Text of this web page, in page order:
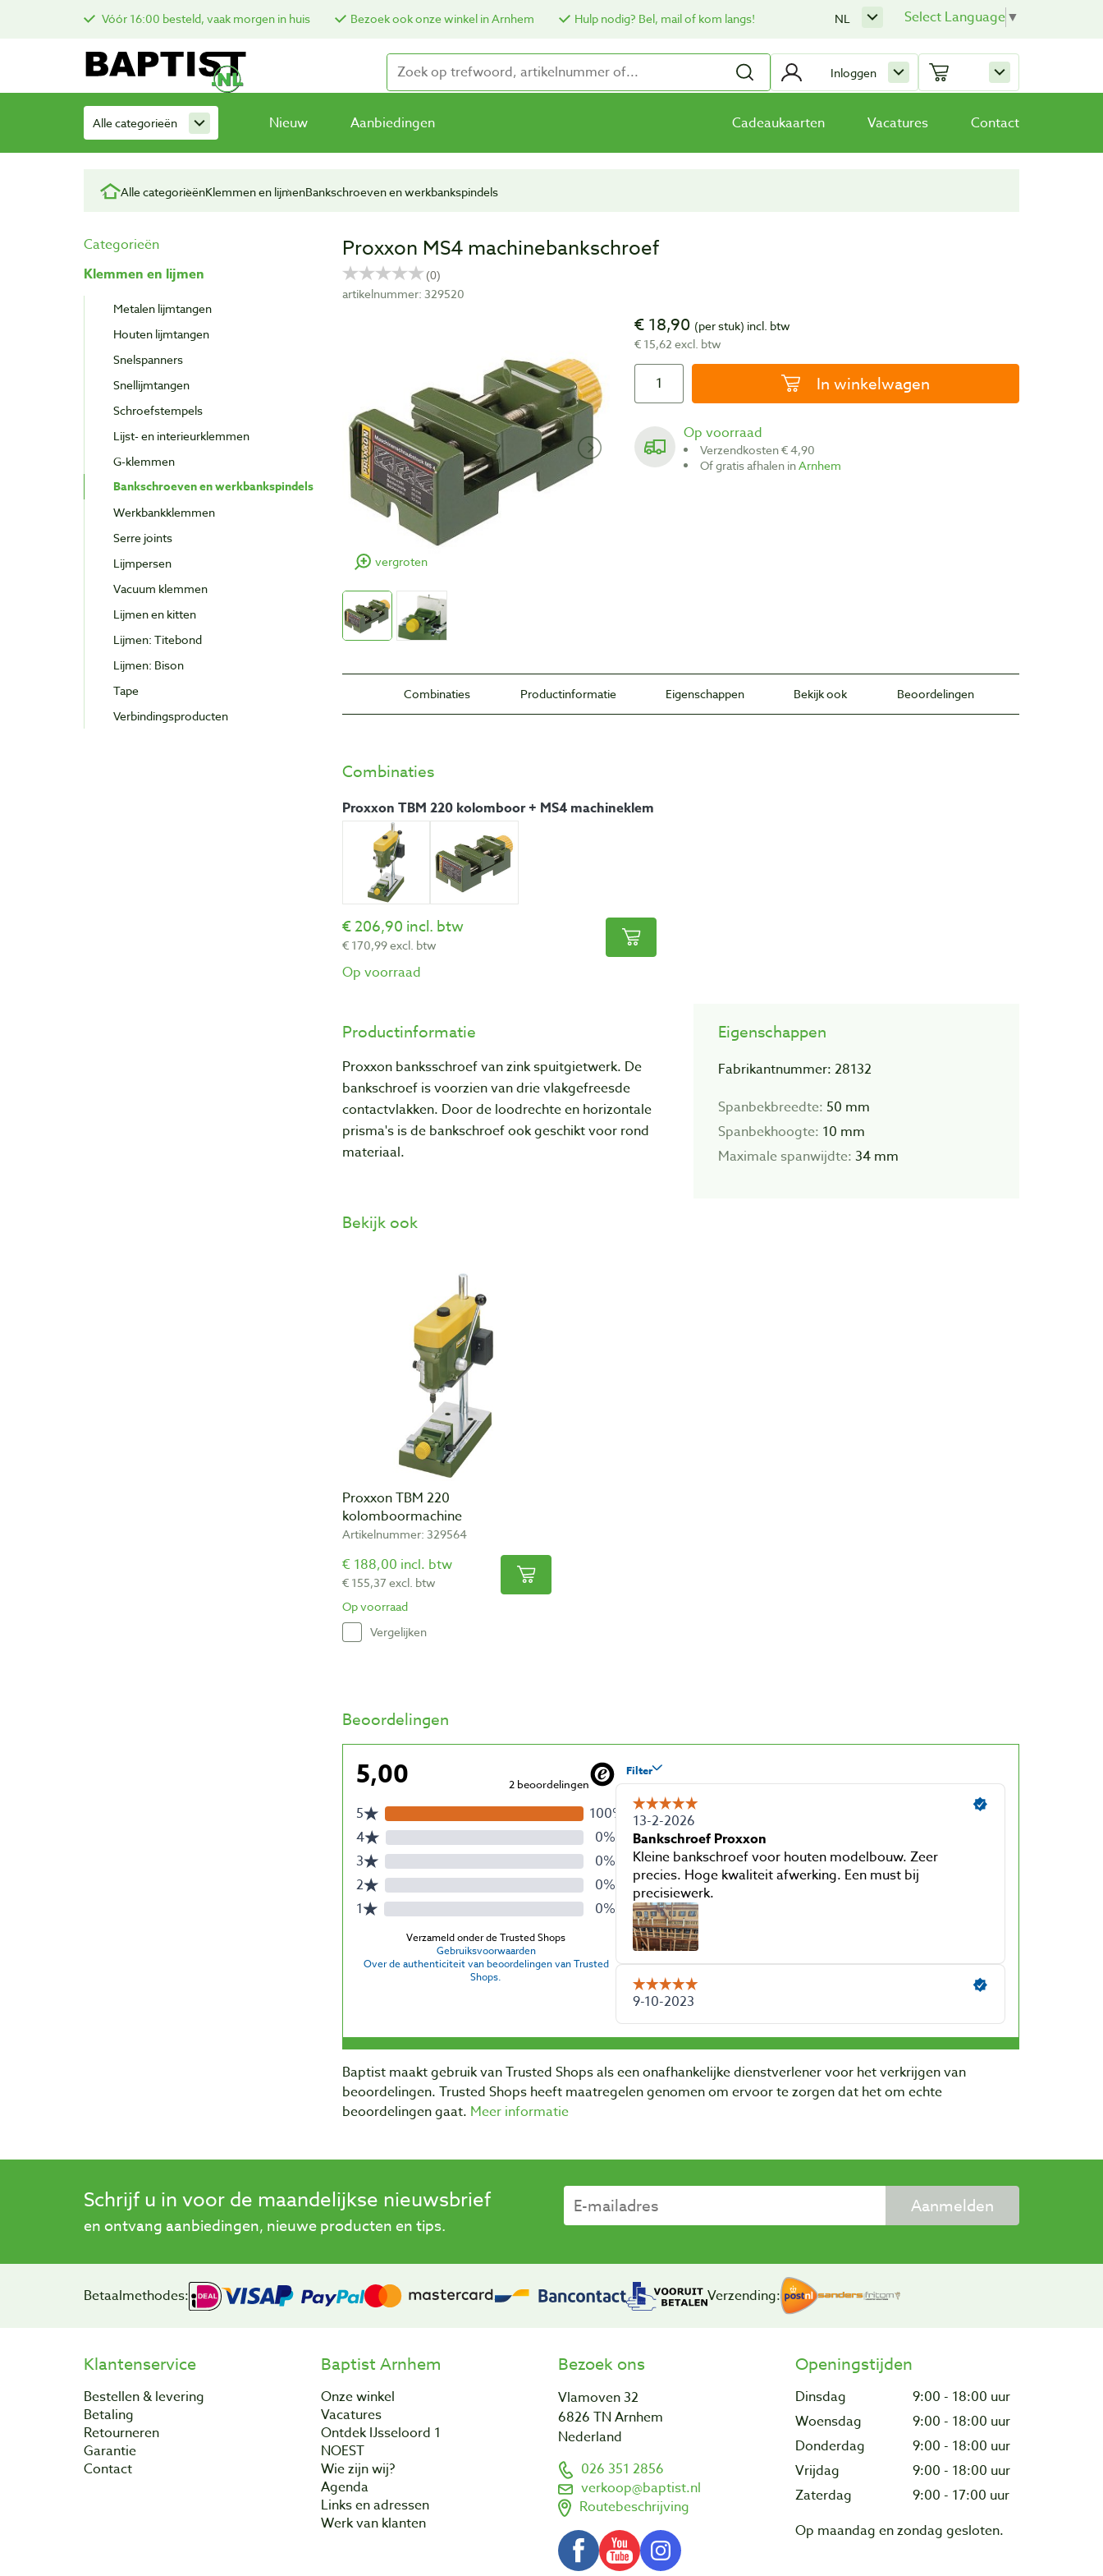
Vóór 16:00 besteld, vaak morgen in huis Bezoek ook onze winkel in Arnhem Hulp nodig? Bel, mail of kom langs! Select Language▼
NL
Inloggen
Alle categorieën Nieuw Aanbiedingen Cadeaukaarten Vacatures Contact
Alle categorieënKlemmen en lijmenBankschroeven en werkbankspindels
Categorieën
Klemmen en lijmen
Metalen lijmtangen
Houten lijmtangen
Snelspanners
Snellijmtangen
Schroefstempels
Lijst- en interieurklemmen
G-klemmen
Bankschroeven en werkbankspindels
Werkbankklemmen
Serre joints
Lijmpersen
Vacuum klemmen
Lijmen en kitten
Lijmen: Titebond
Lijmen: Bison
Tape
Verbindingsproducten
Proxxon MS4 machinebankschroef
artikelnummer: 329520
vergroten
€ 18,90 (per stuk) incl. btw
€ 15,62 excl. btw
In winkelwagen
Op voorraad
Verzendkosten € 4,90
Of gratis afhalen inArnhem
Combinaties Productinformatie Eigenschappen Bekijk ook Beoordelingen
Combinaties
Proxxon TBM 220 kolomboor + MS4 machineklem
206,90 incl. btw
170,99 excl. btw
Op voorraad
Productinformatie
Proxxon banksschroef van zink spuitgietwerk. De
bankschroef is voorzien van drie vlakgefreesde
contactvlakken. Door de loodrechte en horizontale
prisma's is de bankschroef ook geschikt voor rond
materiaal.
Eigenschappen
Fabrikantnummer: 28132
Spanbekbreedte: 50 mm
Spanbekhoogte: 10 mm
Maximale spanwijdte: 34 mm
Bekijk ook
Proxxon TBM 220
kolomboormachine
Artikelnummer: 329564
€ 188,00 incl. btw
€ 155,37 excl. btw
Op voorraad
Vergelijken
Beoordelingen
Baptist maakt gebruik van Trusted Shops als een onafhankelijke dienstverlener voor het verkrijgen van
beoordelingen. Trusted Shops heeft maatregelen genomen om ervoor te zorgen dat het om echte
beoordelingen gaat. Meer informatie
Schrijf u in voor de maandelijkse nieuwsbrief
en ontvang aanbiedingen, nieuwe producten en tips.
Aanmelden
Betaalmethodes: Verzending:
Klantenservice
Bestellen & levering
Betaling
Retourneren
Garantie
Contact
Baptist Arnhem
Onze winkel
Vacatures
Ontdek IJsseloord 1
NOEST
Wie zijn wij?
Agenda
Links en adressen
Werk van klanten
Bezoek ons
Vlamoven 32
6826 TN Arnhem
Nederland
026 351 2856
verkoop@baptist.nl
Routebeschrijving
Openingstijden
Dinsdag
9:00 - 18:00 uur
Woensdag
9:00 - 18:00 uur
Donderdag
9:00 - 18:00 uur
Vrijdag
9:00 - 18:00 uur
Zaterdag
9:00 - 17:00 uur
Op maandag en zondag gesloten.